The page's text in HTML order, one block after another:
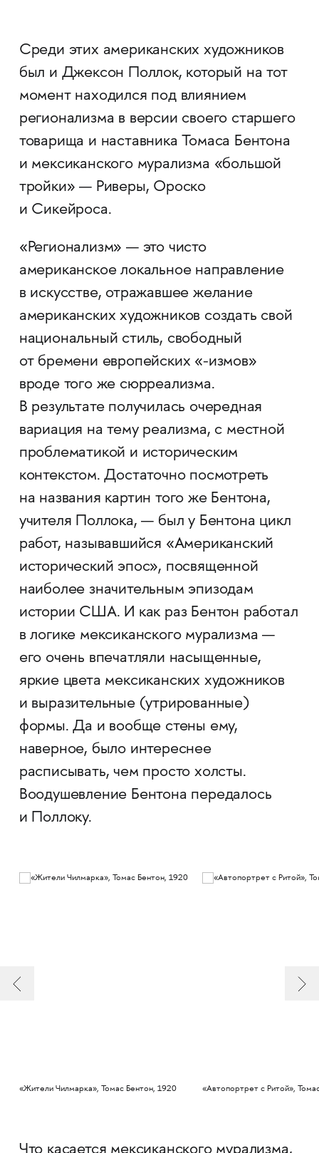
Среди этих американских художников
был и Джексон Поллок, который на тот
момент находился под влиянием
регионализма в версии своего старшего
товарища и наставника Томаса Бентона
и мексиканского мурализма «большой
тройки» — Риверы, Ороско
и Сикейроса.
«Регионализм» — это чисто
американское локальное направление
в искусстве, отражавшее желание
американских художников создать свой
национальный стиль, свободный
от бремени европейских «-измов»
вроде того же сюрреализма.
В результате получилась очередная
вариация на тему реализма, с местной
проблематикой и историческим
контекстом. Достаточно посмотреть
на названия картин того же Бентона,
учителя Поллока, — был у Бентона цикл
работ, называвшийся «Американский
исторический эпос», посвященной
наиболее значительным эпизодам
истории США. И как раз Бентон работал
в логике мексиканского мурализма —
его очень впечатляли насыщенные,
яркие цвета мексиканских художников
и выразительные (утрированные)
формы. Да и вообще стены ему,
наверное, было интереснее
расписывать, чем просто холсты.
Воодушевление Бентона передалось
и Поллоку.
«Жители Чилмарка», Томас Бентон, 1920 «Автопортрет с Ритой»,